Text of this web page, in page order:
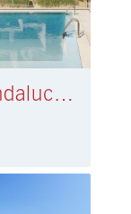
Appartement Nueva Andalucía € 825.000,-